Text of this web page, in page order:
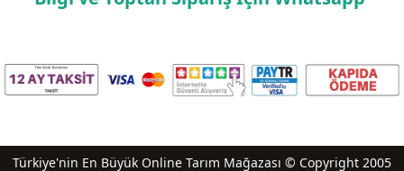
Türkiye'nin En Büyük Online Tarım Mağazası © Copyright 2005